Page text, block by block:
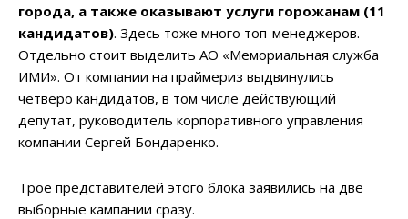
города, а также оказывают услуги горожанам (11
кандидатов). Здесь тоже много топ-менеджеров.
Отдельно стоит выделить АО «Мемориальная служба
ИМИ». От компании на праймериз выдвинулись
четверо кандидатов, в том числе действующий
депутат, руководитель корпоративного управления
компании Сергей Бондаренко.
Трое представителей этого блока заявились на две
выборные кампании сразу.